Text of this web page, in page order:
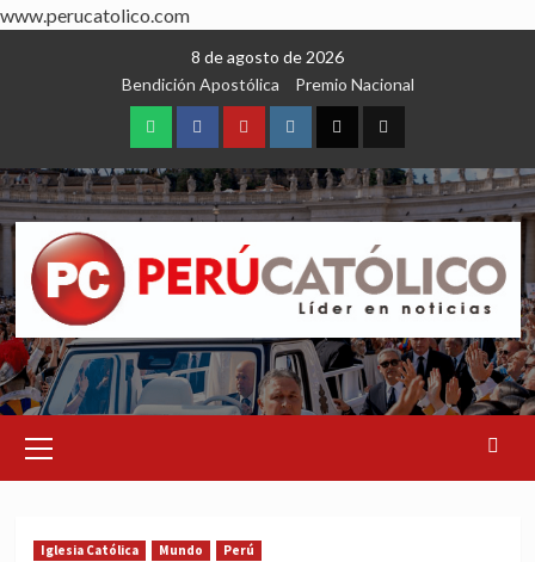
www.perucatolico.com
8 de agosto de 2026
Bendición Apostólica
Premio Nacional
WhatsAppFacebookYoutubeInstagram
X TikTok
Menu
Iglesia Católica Mundo Perú